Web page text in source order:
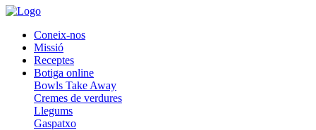
Coneix-nos
Missió
Receptes
Botiga online
Bowls Take Away
Cremes de verdures
Llegums
Gaspatxo